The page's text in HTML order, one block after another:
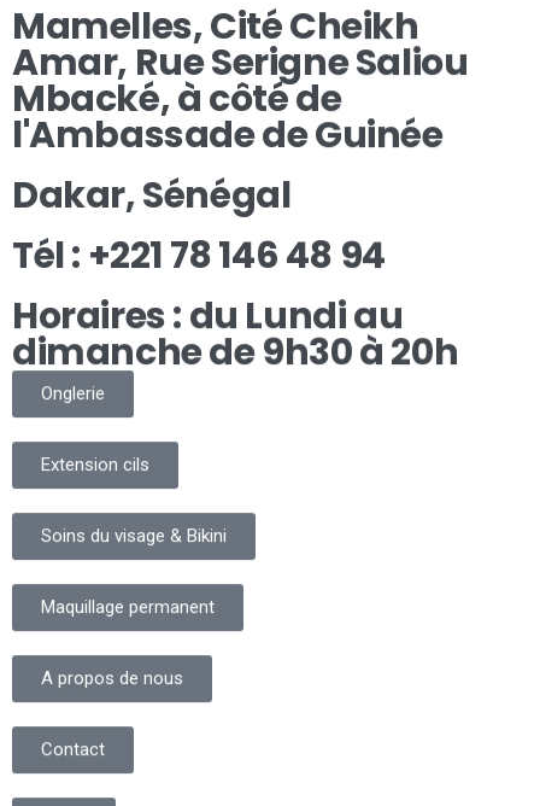
Mamelles, Cité Cheikh
Amar, Rue Serigne Saliou
Mbacké, à côté de
l'Ambassade de Guinée
Dakar, Sénégal
Tél : +221 78 146 48 94​
Horaires : du Lundi au
dimanche de 9h30 à 20h
Onglerie
Extension cils
Soins du visage & Bikini
Maquillage permanent
A propos de nous
Contact